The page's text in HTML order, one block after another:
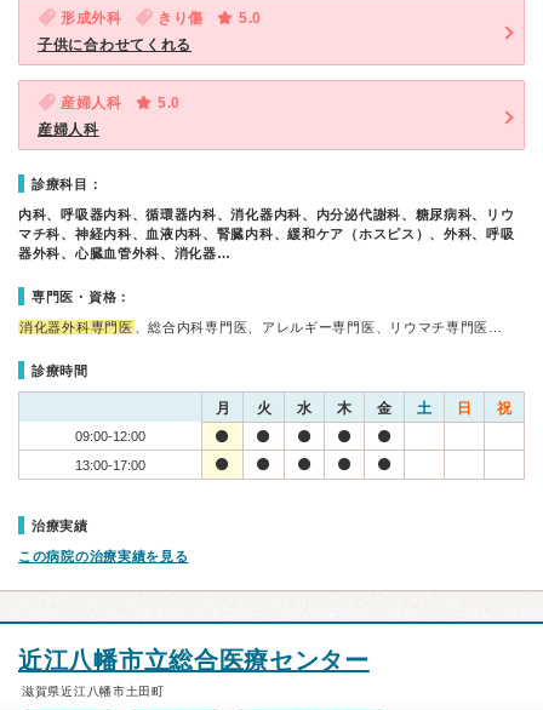
形成外科 きり傷
5.0
子供に合わせてくれる
産婦人科
5.0
産婦人科
診療科目：
内科、呼吸器内科、循環器内科、消化器内科、内分泌代謝科、糖尿病科、リウ
マチ科、神経内科、血液内科、腎臓内科、緩和ケア（ホスピス）、外科、呼吸
器外科、心臓血管外科、消化器…
専門医・資格：
消化器外科専門医 、総合内科専門医、アレルギー専門医、リウマチ専門医…
診療時間
月 火 水 木 金 土 日 祝
09:00-12:00
13:00-17:00
治療実績
この病院の治療実績を見る
近江八幡市立総合医療センター
滋賀県近江八幡市土田町